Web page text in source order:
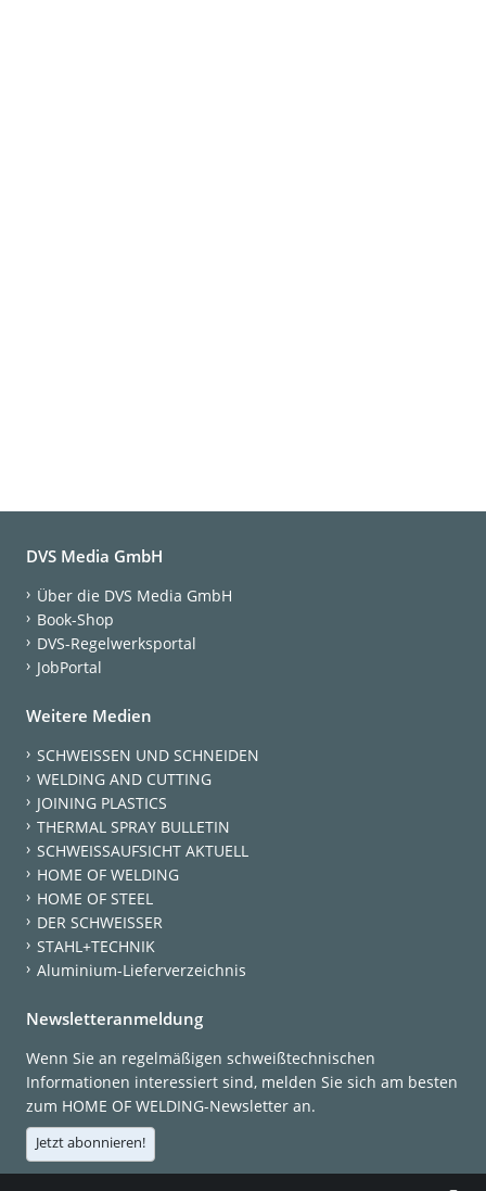
DVS Media GmbH
Über die DVS Media GmbH
Book-Shop
DVS-Regelwerksportal
JobPortal
Weitere Medien
SCHWEISSEN UND SCHNEIDEN
WELDING AND CUTTING
JOINING PLASTICS
THERMAL SPRAY BULLETIN
SCHWEISSAUFSICHT AKTUELL
HOME OF WELDING
HOME OF STEEL
DER SCHWEISSER
STAHL+TECHNIK
Aluminium-Lieferverzeichnis
Newsletteranmeldung
Wenn Sie an regelmäßigen schweißtechnischen
Informationen interessiert sind, melden Sie sich am besten
zum HOME OF WELDING-Newsletter an.
Jetzt abonnieren!